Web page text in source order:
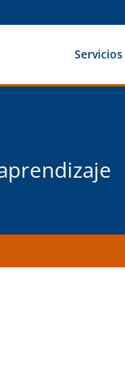
Servicios